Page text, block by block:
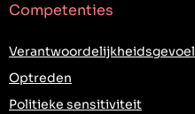
Competenties
Verantwoordelijkheidsgevoel
Optreden
Politieke sensitiviteit